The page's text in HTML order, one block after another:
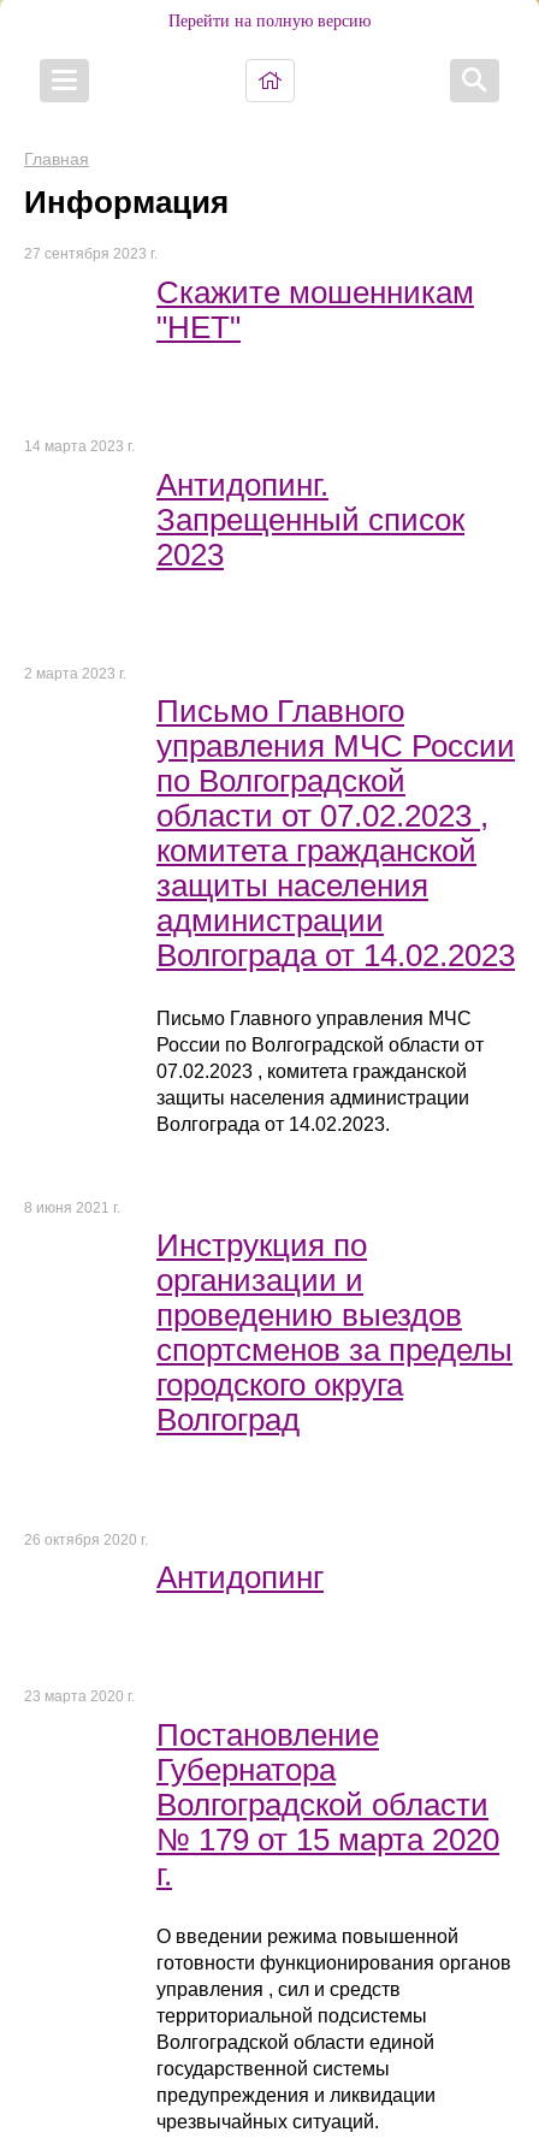
Перейти на полную версию
Главная
Информация
27 сентября 2023 г.
Скажите мошенникам
"НЕТ"
14 марта 2023 г.
Антидопинг.
Запрещенный список
2023
2 марта 2023 г.
Письмо Главного
управления МЧС России
по Волгоградской
области от 07.02.2023 ,
комитета гражданской
защиты населения
администрации
Волгограда от 14.02.2023
Письмо Главного управления МЧС
России по Волгоградской области от
07.02.2023 , комитета гражданской
защиты населения администрации
Волгограда от 14.02.2023.
8 июня 2021 г.
Инструкция по
организации и
проведению выездов
спортсменов за пределы
городского округа
Волгоград
26 октября 2020 г.
Антидопинг
23 марта 2020 г.
Постановление
Губернатора
Волгоградской области
№ 179 от 15 марта 2020
г.
О введении режима повышенной
готовности функционирования органов
управления , сил и средств
территориальной подсистемы
Волгоградской области единой
государственной системы
предупреждения и ликвидации
чрезвычайных ситуаций.